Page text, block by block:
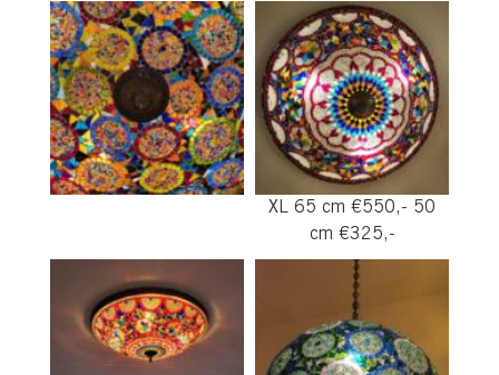
XL 65 cm €550,- 50
cm €325,-